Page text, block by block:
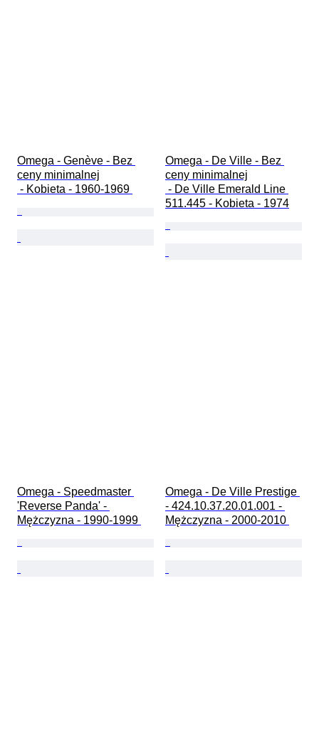
Omega - Genève - Bez
ceny minimalnej
- Kobieta - 1960-1969
Omega - De Ville - Bez
ceny minimalnej
511.445 - Kobieta - 1974
Omega - Speedmaster
'Reverse Panda' -
Mężczyzna - 1990-1999
Omega - De Ville Prestige
- 424.10.37.20.01.001 -
Mężczyzna - 2000-2010